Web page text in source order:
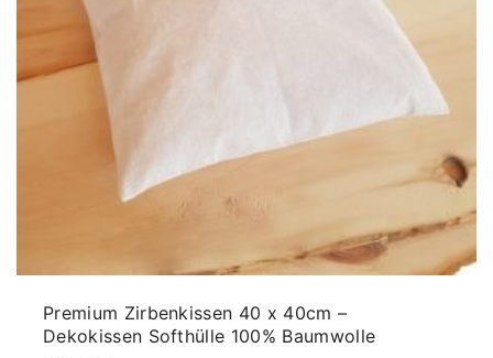
Premium Zirbenkissen 40 x 40cm –
Dekokissen Softhülle 100% Baumwolle